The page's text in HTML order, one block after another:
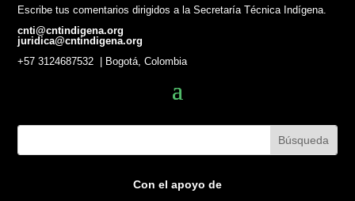
Escribe tus comentarios dirigidos a la Secretaría Técnica Indígena.
cnti@cntindigena.org
juridica@cntindigena.org
+57 3124687532 | Bogotá, Colombia
Con el apoyo de